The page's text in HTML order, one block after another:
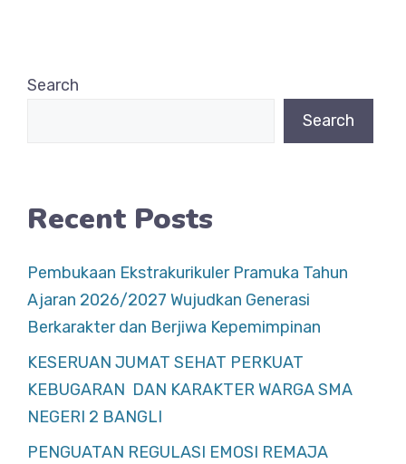
b
o
Search
Search
Recent Posts
Pembukaan Ekstrakurikuler Pramuka Tahun
Ajaran 2026/2027 Wujudkan Generasi
Berkarakter dan Berjiwa Kepemimpinan
KESERUAN JUMAT SEHAT PERKUAT
KEBUGARAN DAN KARAKTER WARGA SMA
NEGERI 2 BANGLI
PENGUATAN REGULASI EMOSI REMAJA